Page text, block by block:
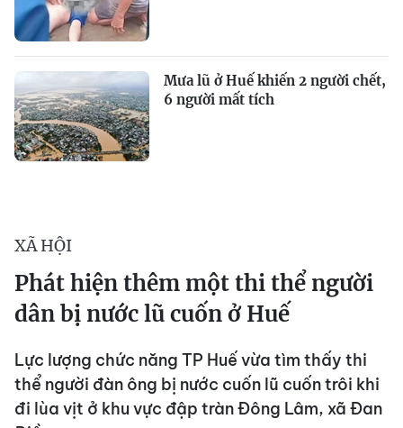
Mưa lũ ở Huế khiến 2 người chết,
6 người mất tích
XÃ HỘI
Phát hiện thêm một thi thể người
dân bị nước lũ cuốn ở Huế
Lực lượng chức năng TP Huế vừa tìm thấy thi
thể người đàn ông bị nước cuốn lũ cuốn trôi khi
đi lùa vịt ở khu vực đập tràn Đông Lâm, xã Đan